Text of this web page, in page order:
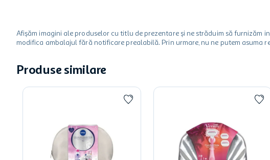
Afișăm imagini ale produselor cu titlu de prezentare și ne străduim să
modifica ambalajul fără notificare prealabilă. Prin urmare, nu ne putem
Produse similare